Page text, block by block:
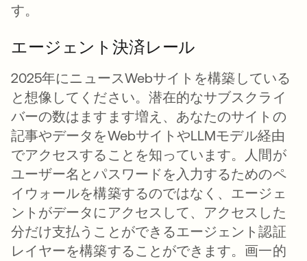
す。
エージェント決済レール
2025年にニュースWebサイトを構築している
と想像してください。潜在的なサブスクライ
バーの数はますます増え、あなたのサイトの
記事やデータをWebサイトやLLMモデル経由
でアクセスすることを知っています。人間が
ユーザー名とパスワードを入力するためのペ
イウォールを構築するのではなく、エージェ
ントがデータにアクセスして、アクセスした
分だけ支払うことができるエージェント認証
レイヤーを構築することができます。画一的